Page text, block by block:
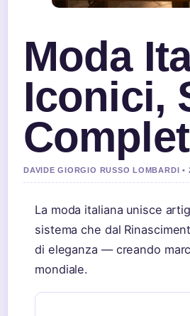
Moda
Iconici,
DAVIDE GIORGIO RUSSO LOMBARDI
La moda italiana unisce
sistema che dal
di eleganza — creando
mondiale.